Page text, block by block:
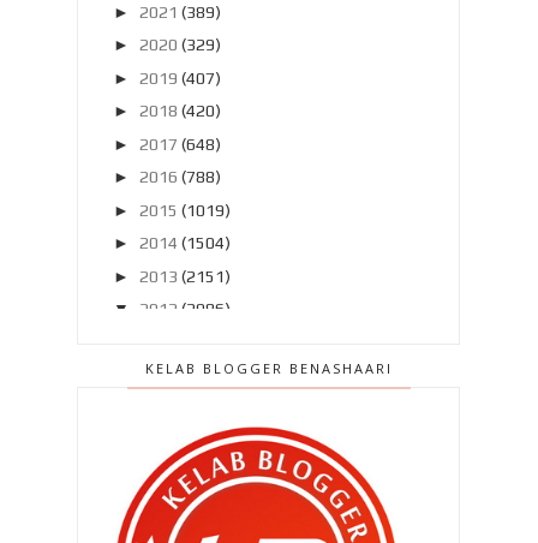
► 2021 (389)
► 2020 (329)
► 2019 (407)
► 2018 (420)
► 2017 (648)
► 2016 (788)
► 2015 (1019)
► 2014 (1504)
► 2013 (2151)
▼
2012 (2986)
►November 2012 (211)
September 2012(260)
►Ogos 2012(210)
►
Julai 2012
KELAB BLOGGER BENASHAARI